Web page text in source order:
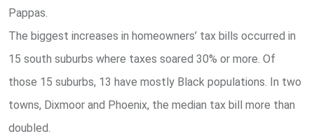
Pappas.
The biggest increases in homeowners’ tax bills occurred in
15 south suburbs where taxes soared 30% or more. Of
those 15 suburbs, 13 have mostly Black populations. In two
towns, Dixmoor and Phoenix, the median tax bill more than
doubled.